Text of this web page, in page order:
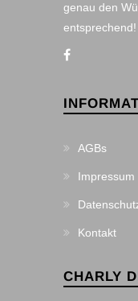
genau den
entsprechend!
AGBs
Impressum
Kontakt
CHARLY